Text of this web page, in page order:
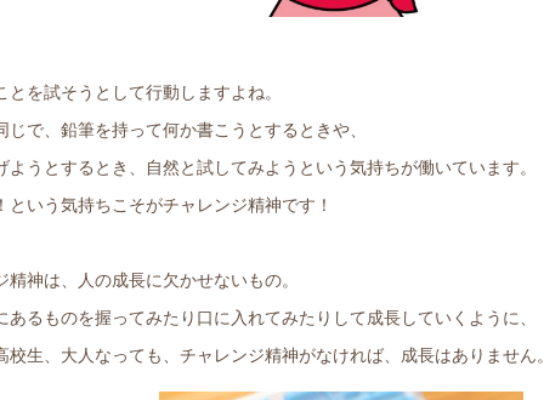
を試そうとして行動しますよね。
じで、鉛筆を持って何か書こうとするときや、
うとするとき、自然と試してみようという気持ちが働いています。
という気持ちこそがチャレンジ精神です！
神は、人の成長に欠かせないもの。
るものを握ってみたり口に入れてみたりして成長していくように、
生、大人なっても、チャレンジ精神がなければ、成長はありません。